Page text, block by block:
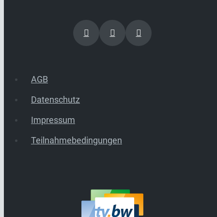
AGB
Datenschutz
Impressum
Teilnahmebedingungen